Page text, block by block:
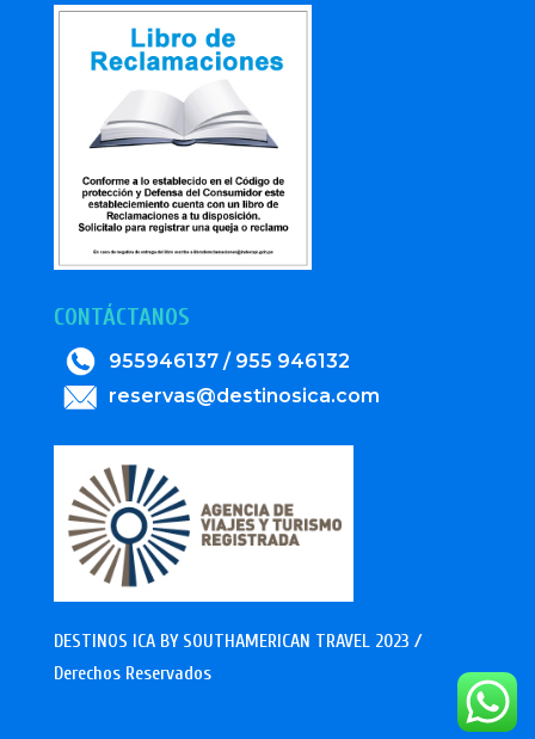
CONTÁCTANOS
955946137 / 955 946132
reservas@destinosica.com
DESTINOS ICA BY SOUTHAMERICAN TRAVEL 2023 /
Derechos Reservados